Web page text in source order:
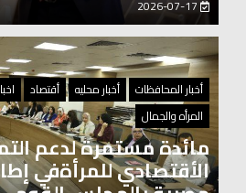
أخبار المحافظات
أخبار محليه أقتصاد
المرأه والجمال
مائدة مستمرة لدعم
الأقتصادي للمرأةفي